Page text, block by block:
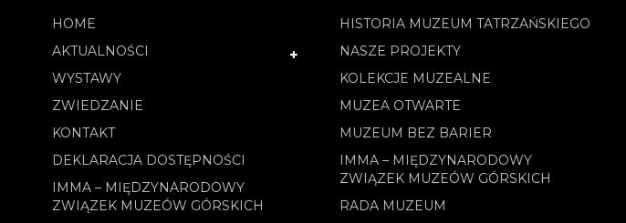
HOME
AKTUALNOŚCI
WYSTAWY
ZWIEDZANIE
KONTAKT
DEKLARACJA DOSTĘPNOŚCI
IMMA – MIĘDZYNARODOWY
ZWIĄZEK MUZEÓW GÓRSKICH
HISTORIA MUZEUM TATRZAŃSKIEGO
NASZE PROJEKTY
KOLEKCJE MUZEALNE
MUZEA OTWARTE
MUZEUM BEZ BARIER
IMMA – MIĘDZYNARODOWY
ZWIĄZEK MUZEÓW GÓRSKICH
RADA MUZEUM